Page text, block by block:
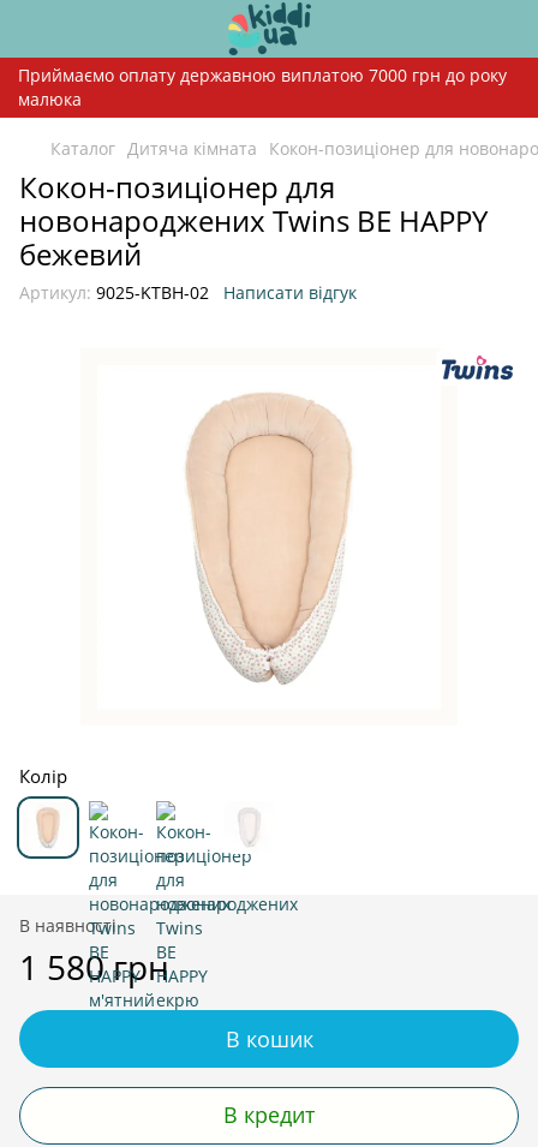
Приймаємо оплату державною виплатою 7000 грн до року
малюка
Каталог Дитяча кімната Кокон-позиціонер для
Кокон-позиціонер для
новонароджених Twins BE HAPPY
бежевий
Артикул: 9025-KTBH-02 Написати відгук
Колір
В наявності
1 580 грн
В кошик
В кредит